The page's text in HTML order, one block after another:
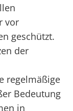
vor
geschützt.
der
regelmäßige
Bedeutung
in